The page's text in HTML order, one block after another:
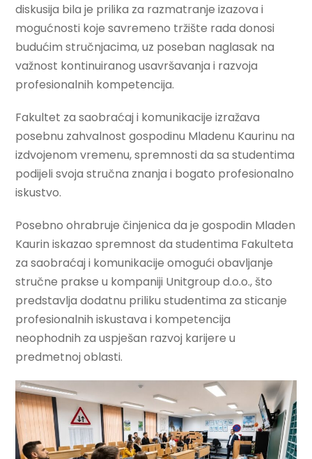
diskusija bila je prilika za razmatranje izazova i
mogućnosti koje savremeno tržište rada donosi
budućim stručnjacima, uz poseban naglasak na
važnost kontinuiranog usavršavanja i razvoja
profesionalnih kompetencija.
Fakultet za saobraćaj i komunikacije izražava
posebnu zahvalnost gospodinu Mladenu Kaurinu na
izdvojenom vremenu, spremnosti da sa studentima
podijeli svoja stručna znanja i bogato profesionalno
iskustvo.
Posebno ohrabruje činjenica da je gospodin Mladen
Kaurin iskazao spremnost da studentima Fakulteta
za saobraćaj i komunikacije omogući obavljanje
stručne prakse u kompaniji Unitgroup d.o.o., što
predstavlja dodatnu priliku studentima za sticanje
profesionalnih iskustava i kompetencija
neophodnih za uspješan razvoj karijere u
predmetnoj oblasti.